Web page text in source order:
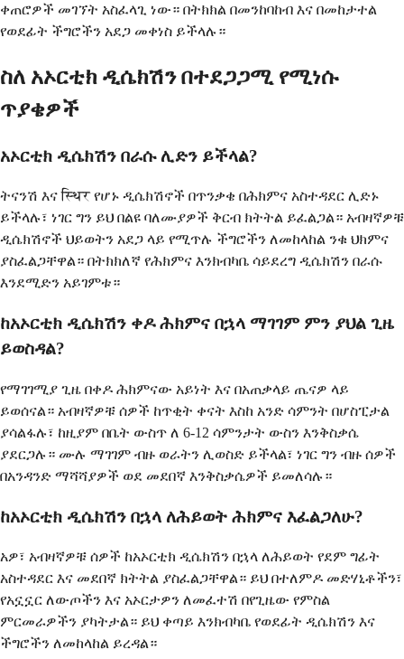
ቀጠሮዎች መገኘት አስፈላጊ ነው። በትክክል በመንከባከብ እና በመከታተል
የወደፊት ችግሮችን አደጋ መቀነስ ይችላሉ።
ስለ አኦርቲክ ዲሴክሽን በተደጋጋሚ የሚነሱ
ጥያቄዎች
አኦርቲክ ዲሴክሽን በራሱ ሊድን ይችላል?
ትናንሽ እና स्थिर የሆኑ ዲሴክሽኖች በጥንቃቄ በሕክምና አስተዳደር ሊድኑ
ይችላሉ፣ ነገር ግን ይህ በልዩ ባለሙያዎች ቅርብ ክትትል ይፈልጋል። አብዛኛዎቹ
ዲሴክሽኖች ህይወትን አደጋ ላይ የሚጥሉ ችግሮችን ለመከላከል ንቁ ህክምና
ያስፈልጋቸዋል። በትክክለኛ የሕክምና እንክብካቤ ሳይደረግ ዲሴክሽን በራሱ
እንደሚድን አይገምቱ።
ከአኦርቲክ ዲሴክሽን ቀዶ ሕክምና በኋላ ማገገም ምን ያህል ጊዜ
ይወስዳል?
የማገገሚያ ጊዜ በቀዶ ሕክምናው አይነት እና በአጠቃላይ ጤናዎ ላይ
ይወሰናል። አብዛኛዎቹ ሰዎች ከጥቂት ቀናት እስከ አንድ ሳምንት በሆስፒታል
ያሳልፋሉ፣ ከዚያም በቤት ውስጥ ለ 6-12 ሳምንታት ውስን እንቅስቃሴ
ያደርጋሉ። ሙሉ ማገገም ብዙ ወራትን ሊወስድ ይችላል፣ ነገር ግን ብዙ ሰዎች
በአንዳንድ ማሻሻያዎች ወደ መደበኛ እንቅስቃሴዎች ይመለሳሉ።
ከአኦርቲክ ዲሴክሽን በኋላ ለሕይወት ሕክምና እፈልጋለሁ?
አዎ፣ አብዛኛዎቹ ሰዎች ከአኦርቲክ ዲሴክሽን በኋላ ለሕይወት የደም ግፊት
አስተዳደር እና መደበኛ ክትትል ያስፈልጋቸዋል። ይህ በተለምዶ መድሃኒቶችን፣
የአኗኗር ለውጦችን እና አኦርታዎን ለመፈተሽ በየጊዜው የምስል
ምርመራዎችን ያካትታል። ይህ ቀጣይ እንክብካቤ የወደፊት ዲሴክሽን እና
ችግሮችን ለመከላከል ይረዳል።